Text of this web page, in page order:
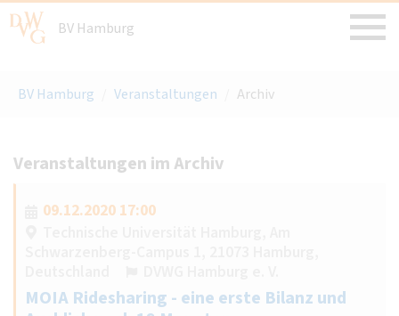
BV Hamburg
BV Hamburg Veranstaltungen Archiv
Veranstaltungen im Archiv
09.12.2020 17:00
MOIA Ridesharing - eine erste Bilanz und